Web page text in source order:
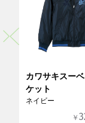
カワサキスー
ケット
ネイビー
￥